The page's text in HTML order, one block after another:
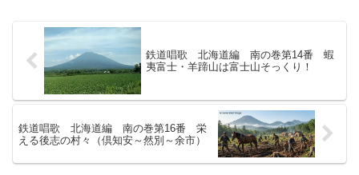
鉄道唱歌 北海道編 南の巻第14番 蝦
夷富士・羊蹄山は富士山そっくり！
鉄道唱歌 北海道編 南の巻第16番 栄
える後志の村々（倶知安～然別～余市）